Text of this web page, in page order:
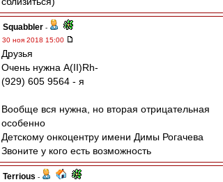
Squabbler -
30 ноя 2018 15:00
Друзья
Очень нужна А(II)Rh-
(929) 605 9564 - я
Вообще вся нужна, но вторая отрицательная
особенно
Детскому онкоцентру имени Димы Рогачева
Звоните у кого есть возможность
Terrious -